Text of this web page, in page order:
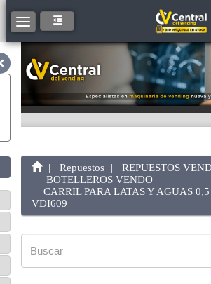
Toggle navigation
Repuestos
REPUESTOS
BOTELLEROS VENDO
CARRIL PARA LATAS Y AGUAS
VDI609